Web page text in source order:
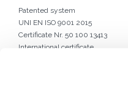
Patented system
UNI EN ISO 9001 2015
Certificate Nr. 50 100 13413
International certificate